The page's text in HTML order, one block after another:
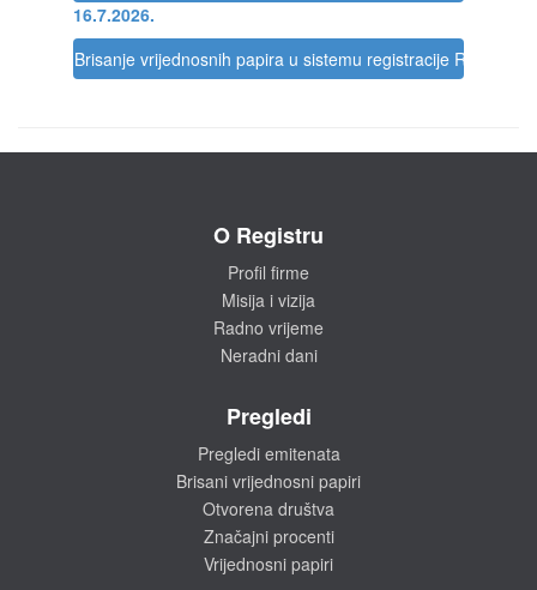
16.7.2026.
Brisanje vrijednosnih papira u sistemu registracije Registra
O Registru
Profil firme
Misija i vizija
Radno vrijeme
Neradni dani
Pregledi
Pregledi emitenata
Brisani vrijednosni papiri
Otvorena društva
Značajni procenti
Vrijednosni papiri